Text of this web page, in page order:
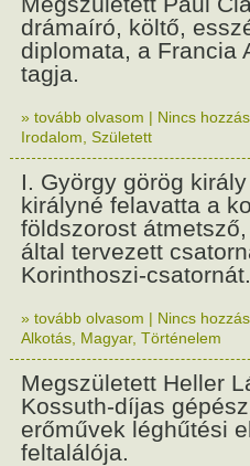
drámaíró, költő,
diplomata, a Francia
tagja.
» tovább olvasom | Nincs
Irodalom Született
I. György görög
királyné felavatta a
földszorost
által tervezett
Korinthoszi-csatornát.
» tovább olvasom | Nincs
Alkotás Magyar, Történelem
Megszületett Heller
Kossuth-díjas
erőművek léghűtési
feltalálója.